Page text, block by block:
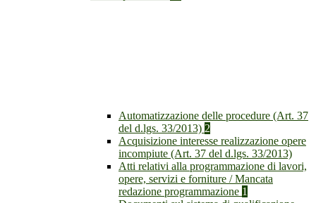
Automatizzazione delle procedure (Art. 37
del d.lgs. 33/2013) 2
Acquisizione interesse realizzazione opere
incompiute (Art. 37 del d.lgs. 33/2013)
Atti relativi alla programmazione di lavori,
opere, servizi e forniture / Mancata
redazione programmazione 1